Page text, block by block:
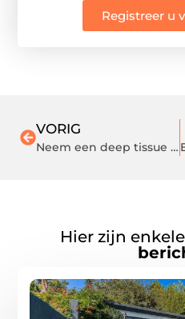
Registreer u
VORIG
Neem een deep tissue massagge in Rotterdam Centrum
Hier zijn enkele